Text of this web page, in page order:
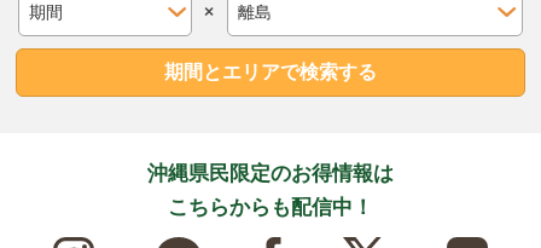
×
沖縄県民限定のお得情報は
こちらからも配信中！